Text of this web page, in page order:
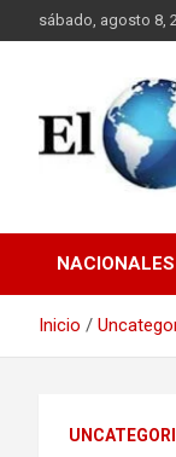
al
sábado, agosto 8,
NACIONALES
Inicio